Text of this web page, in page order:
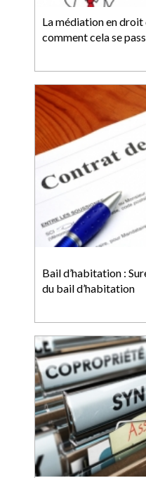
La médiation en
comment cela se
Bail d’habitation :
du bail d’habitation